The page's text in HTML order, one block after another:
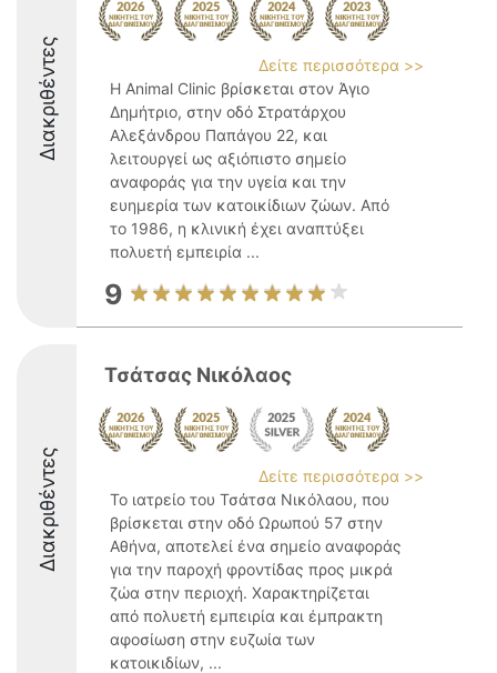
Διακριθέντες
Δείτε περισσότερα >>
Η Animal Clinic βρίσκεται στον Άγιο
Δημήτριο, στην οδό Στρατάρχου
Αλεξάνδρου Παπάγου 22, και
λειτουργεί ως αξιόπιστο σημείο
αναφοράς για την υγεία και την
ευημερία των κατοικίδιων ζώων. Από
το 1986, η κλινική έχει αναπτύξει
πολυετή εμπειρία ...
9
Διακριθέντες
Τσάτσας Νικόλαος
Δείτε περισσότερα >>
Το ιατρείο του Τσάτσα Νικόλαου, που
βρίσκεται στην οδό Ωρωπού 57 στην
Αθήνα, αποτελεί ένα σημείο αναφοράς
για την παροχή φροντίδας προς μικρά
ζώα στην περιοχή. Χαρακτηρίζεται
από πολυετή εμπειρία και έμπρακτη
αφοσίωση στην ευζωία των
κατοικιδίων, ...